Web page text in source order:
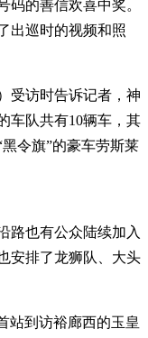
码的善信欢喜中奖。
出巡时的视频和照
受访时告诉记者，神
车队共有10辆车，其
令旗”的豪车劳斯莱
路也有公众陆续加入
安排了龙狮队、大头
站到访裕廊西的玉皇